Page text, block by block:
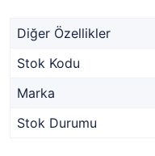
Diğer Özellikler
Stok Kodu
Marka
Stok Durumu